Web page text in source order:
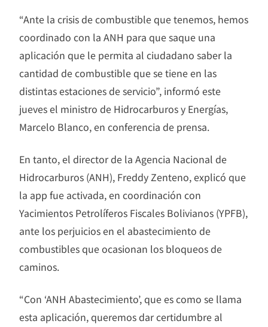
“Ante la crisis de combustible que tenemos, hemos
coordinado con la ANH para que saque una
aplicación que le permita al ciudadano saber la
cantidad de combustible que se tiene en las
distintas estaciones de servicio”, informó este
jueves el ministro de Hidrocarburos y Energías,
Marcelo Blanco, en conferencia de prensa.
En tanto, el director de la Agencia Nacional de
Hidrocarburos (ANH), Freddy Zenteno, explicó que
la app fue activada, en coordinación con
Yacimientos Petrolíferos Fiscales Bolivianos (YPFB),
ante los perjuicios en el abastecimiento de
combustibles que ocasionan los bloqueos de
caminos.
“Con ‘ANH Abastecimiento’, que es como se llama
esta aplicación, queremos dar certidumbre al